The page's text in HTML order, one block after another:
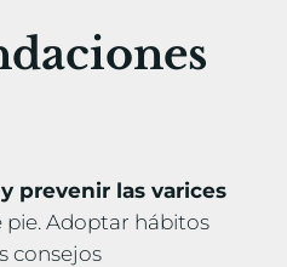
prevenir las varices
pie. Adoptar hábitos
consejos